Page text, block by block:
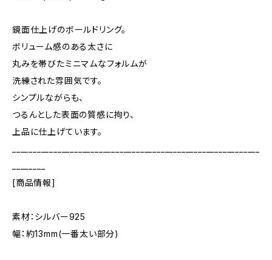
鏡面仕上げのボールドリング。
ボリューム感のある太さに
丸みを帯びたミニマムなフォルムが
洗練された雰囲気です。
シンプルながらも、
つるんとした表面の質感に拘り、
上品に仕上げています。
[商品情報]
素材：シルバー925
幅：約13mm(一番太い部分)